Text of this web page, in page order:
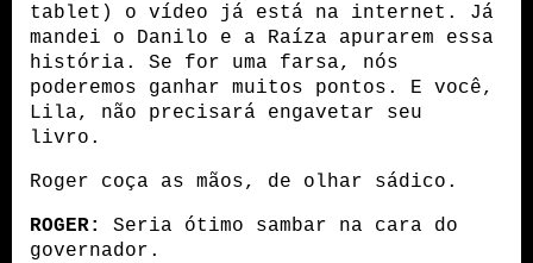
tablet) o vídeo já está na internet. Já
mandei o Danilo e a Raíza apurarem essa
história. Se for uma farsa, nós
poderemos ganhar muitos pontos. E você,
Lila, não precisará engavetar seu
livro.
Roger coça as mãos, de olhar sádico.
ROGER:
Seria ótimo sambar na cara do
governador.